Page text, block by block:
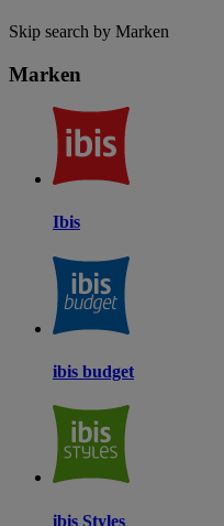
Skip search by Marken
Marken
Ibis
ibis budget
ibis Styles